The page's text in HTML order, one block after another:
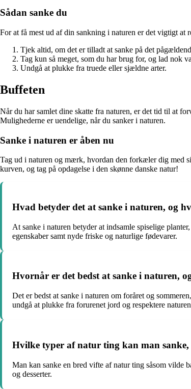
Sådan sanke du
For at få mest ud af din sankning i naturen er det vigtigt at
Tjek altid, om det er tilladt at sanke på det
Tag kun så meget, som du har brug for, og lad nok
Undgå at plukke fra truede eller sjældne arter.
Buffeten
Når du har samlet dine skatte fra naturen, er det tid til at
Mulighederne er uendelige, når du sanker i naturen.
Sanke i naturen er åben nu
Tag ud i naturen og mærk, hvordan den forkæler dig med
kurven, og tag på opdagelse i den skønne danske natur!
Hvad betyder det at sanke i naturen, og
At sanke i naturen betyder at indsamle spiselige
egenskaber samt nyde friske og naturlige fødevarer.
Hvornår er det bedst at sanke i naturen,
Det er bedst at sanke i naturen om foråret og
undgå at plukke fra forurenet jord og respektere
Hvilke typer af natur ting kan man
Man kan sanke en bred vifte af natur ting såsom vilde
og desserter.